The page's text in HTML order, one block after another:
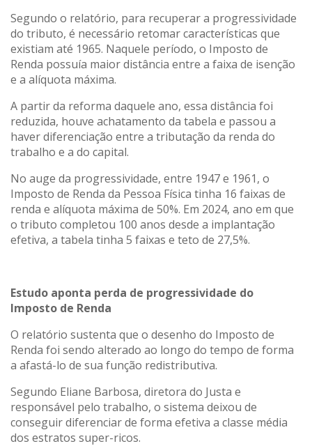
Segundo o relatório, para recuperar a progressividade
do tributo, é necessário retomar características que
existiam até 1965. Naquele período, o Imposto de
Renda possuía maior distância entre a faixa de isenção
e a alíquota máxima.
A partir da reforma daquele ano, essa distância foi
reduzida, houve achatamento da tabela e passou a
haver diferenciação entre a tributação da renda do
trabalho e a do capital.
No auge da progressividade, entre 1947 e 1961, o
Imposto de Renda da Pessoa Física tinha 16 faixas de
renda e alíquota máxima de 50%. Em 2024, ano em que
o tributo completou 100 anos desde a implantação
efetiva, a tabela tinha 5 faixas e teto de 27,5%.
Estudo aponta perda de progressividade do
Imposto de Renda
O relatório sustenta que o desenho do Imposto de
Renda foi sendo alterado ao longo do tempo de forma
a afastá-lo de sua função redistributiva.
Segundo Eliane Barbosa, diretora do Justa e
responsável pelo trabalho, o sistema deixou de
conseguir diferenciar de forma efetiva a classe média
dos estratos super-ricos.